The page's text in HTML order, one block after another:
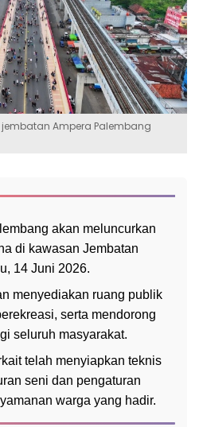
Ampera Palembang
akan meluncurkan
di kawasan Jembatan
14 Juni 2026.
menyediakan ruang publik
serta mendorong
seluruh masyarakat.
telah menyiapkan teknis
seni dan pengaturan
warga yang hadir.